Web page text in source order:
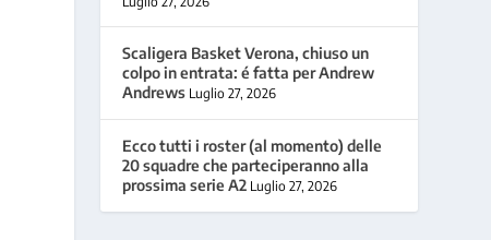
Scaligera Basket Verona, chiuso un
colpo in entrata: é fatta per Andrew
Andrews Luglio 27, 2026
Ecco tutti i roster (al momento) delle
20 squadre che parteciperanno alla
prossima serie A2 Luglio 27, 2026